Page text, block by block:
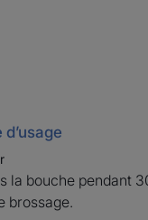
la bouche pendant
brossage.